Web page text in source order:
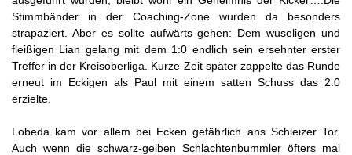
Stimmbänder in der Coaching-Zone wurden da besonders
strapaziert. Aber es sollte aufwärts gehen: Dem wuseligen und
fleißigen Lian gelang mit dem 1:0 endlich sein ersehnter erster
Treffer in der Kreisoberliga. Kurze Zeit später zappelte das Runde
erneut im Eckigen als Paul mit einem satten Schuss das 2:0
erzielte.
Lobeda kam vor allem bei Ecken gefährlich ans Schleizer Tor.
Auch wenn die schwarz-gelben Schlachtenbummler öfters mal